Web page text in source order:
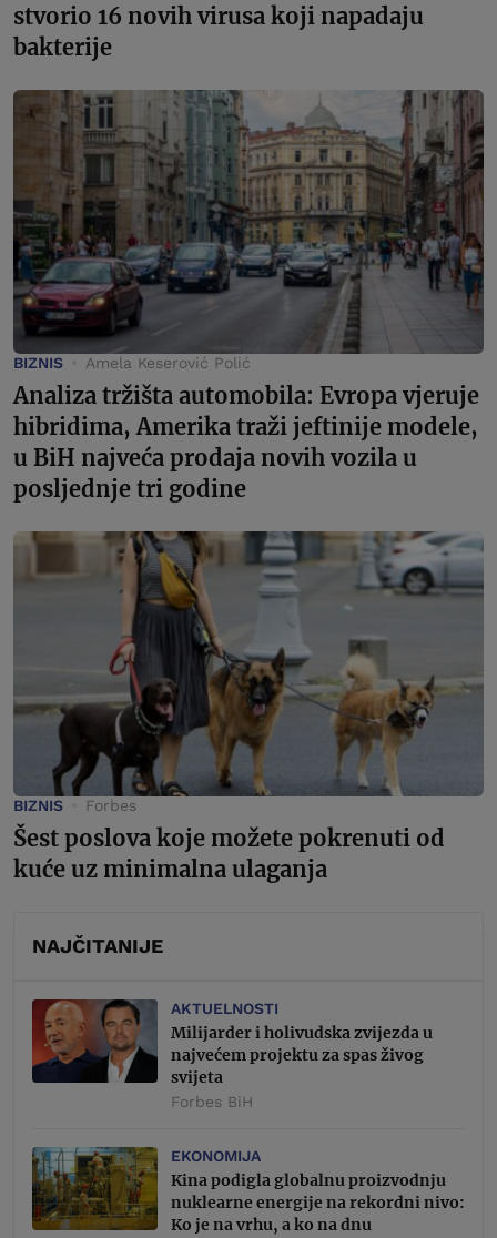
stvorio 16 novih virusa koji napadaju
bakterije
BIZNIS Amela Keserović Polić
Analiza tržišta automobila: Evropa vjeruje
hibridima, Amerika traži jeftinije modele,
u BiH najveća prodaja novih vozila u
posljednje tri godine
BIZNIS Forbes
Šest poslova koje možete pokrenuti od
kuće uz minimalna ulaganja
NAJČITANIJE
AKTUELNOSTI
Milijarder i holivudska zvijezda u
najvećem projektu za spas živog
svijeta
Forbes BiH
EKONOMIJA
Kina podigla globalnu proizvodnju
nuklearne energije na rekordni nivo:
Ko je na vrhu, a ko na dnu